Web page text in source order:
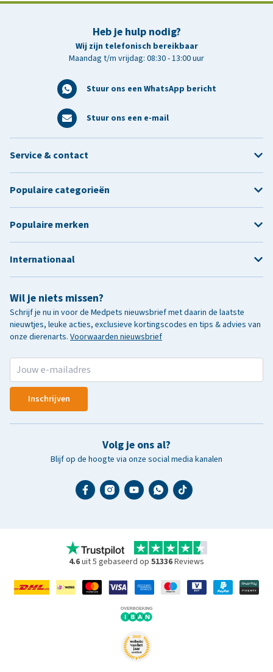
Heb je hulp nodig?
Wij zijn telefonisch bereikbaar
Maandag t/m vrijdag: 08:30 - 13:00 uur
Stuur ons een WhatsApp bericht
Stuur ons een e-mail
Wil je niets missen?
Schrijf je nu in voor de Medpets nieuwsbrief met daarin de laatste
nieuwtjes, leuke acties, exclusieve kortingscodes en tips & advies van
onze dierenarts. Voorwaarden nieuwsbrief
Inschrijven
Volg je ons al?
Blijf op de hoogte via onze social media kanalen
Service & contact
Populaire categorieën
Populaire merken
Internationaal
4.6uit 5 gebaseerd op 51336Reviews